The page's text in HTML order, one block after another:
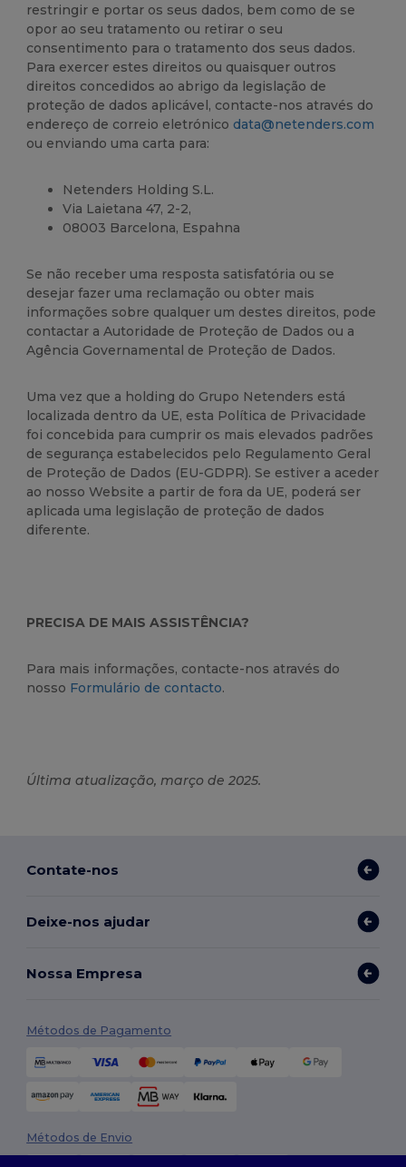
restringir e portar os seus dados, bem como de se
opor ao seu tratamento ou retirar o seu
consentimento para o tratamento dos seus dados.
Para exercer estes direitos ou quaisquer outros
direitos concedidos ao abrigo da legislação de
proteção de dados aplicável, contacte-nos através do
endereço de correio eletrónico data@netenders.com
ou enviando uma carta para:
Netenders Holding S.L.
Via Laietana 47, 2-2,
08003 Barcelona, Espahna
Se não receber uma resposta satisfatória ou se
desejar fazer uma reclamação ou obter mais
informações sobre qualquer um destes direitos, pode
contactar a Autoridade de Proteção de Dados ou a
Agência Governamental de Proteção de Dados.
Uma vez que a holding do Grupo Netenders está
localizada dentro da UE, esta Política de Privacidade
foi concebida para cumprir os mais elevados padrões
de segurança estabelecidos pelo Regulamento Geral
de Proteção de Dados (EU-GDPR). Se estiver a aceder
ao nosso Website a partir de fora da UE, poderá ser
aplicada uma legislação de proteção de dados
diferente.
PRECISA DE MAIS ASSISTÊNCIA?
Para mais informações, contacte-nos através do
nosso Formulário de contacto.
Última atualização, março de 2025.
Contate-nos
Deixe-nos ajudar
Nossa Empresa
Métodos de Pagamento
Métodos de Envio